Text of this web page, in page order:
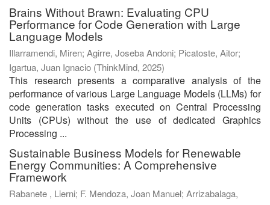
Brains Without Brawn: Evaluating CPU
Performance for Code Generation with Large
Language Models
Illarramendi, Miren; Agirre, Joseba Andoni; Picatoste, Aitor;
Igartua, Juan Ignacio (ThinkMind, 2025)
This research presents a comparative analysis of the
performance of various Large Language Models (LLMs) for
code generation tasks executed on Central Processing
Units (CPUs) without the use of dedicated Graphics
Processing ...
Sustainable Business Models for Renewable
Energy Communities: A Comprehensive
Framework
Rabanete , Lierni; F. Mendoza, Joan Manuel; Arrizabalaga,